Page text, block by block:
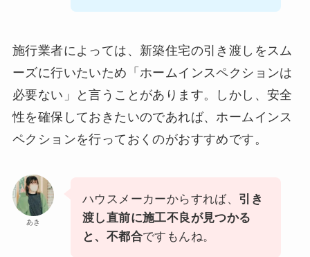
施行業者によっては、新築住宅の引き渡しをスム
ーズに行いたいため「ホームインスペクションは
必要ない」と言うことがあります。しかし、安全
性を確保しておきたいのであれば、ホームインス
ペクションを行っておくのがおすすめです。
あき
ハウスメーカーからすれば、 引き
渡し直前に施工不良が見つかる
と、不都合ですもんね。